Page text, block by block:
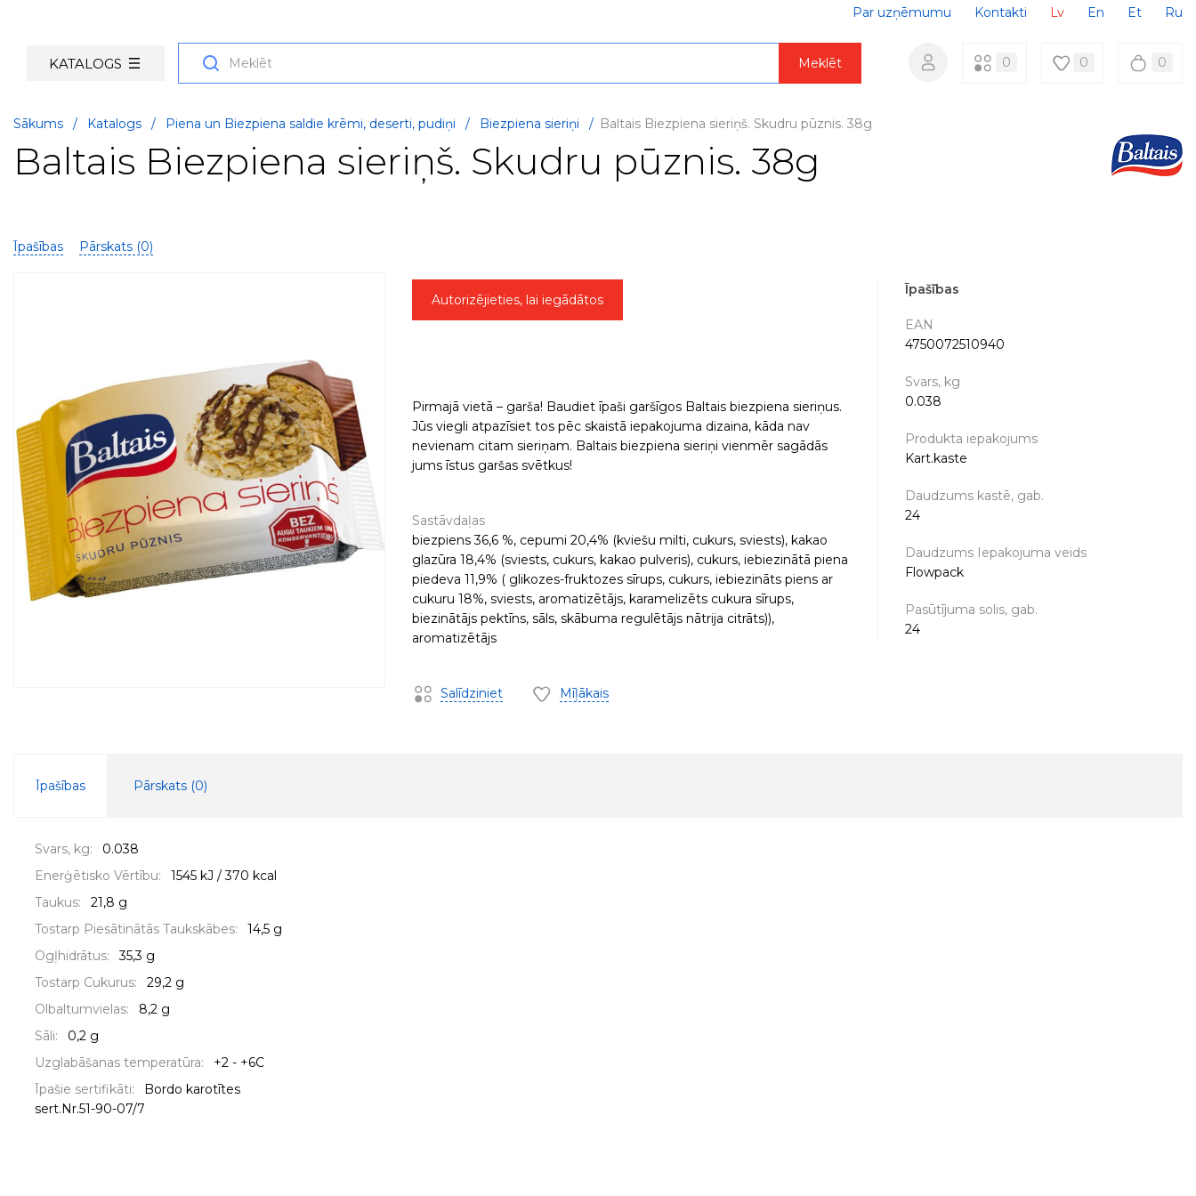
Par uzņēmumu Kontakti Lv En Et Ru
KATALOGS 0 0 0
Meklēt
Sākums / Katalogs / Piena un Biezpiena saldie krēmi, deserti, pudiņi / Biezpiena sieriņi / Baltais Biezpiena sieriņš. Skudru pūznis. 38g
Baltais Biezpiena sieriņš. Skudru pūznis. 38g
Īpašības Pārskats (0)
Autorizējieties, lai iegādātos
Īpašības
EAN
4750072510940
Svars, kg
0.038
Produkta iepakojums
Kart.kaste
Daudzums kastē, gab.
24
Daudzums Iepakojuma veids
Flowpack
Pasūtījuma solis, gab.
24
Pirmajā vietā – garša! Baudiet īpaši garšīgos Baltais biezpiena sieriņus.
Jūs viegli atpazīsiet tos pēc skaistā iepakojuma dizaina, kāda nav
nevienam citam sieriņam. Baltais biezpiena sieriņi vienmēr sagādās
jums īstus garšas svētkus!
Sastāvdaļas
biezpiens 36,6 %, cepumi 20,4% (kviešu milti, cukurs, sviests), kakao
glazūra 18,4% (sviests, cukurs, kakao pulveris), cukurs, iebiezinātā piena
piedeva 11,9% ( glikozes-fruktozes sīrups, cukurs, iebiezināts piens ar
cukuru 18%, sviests, aromatizētājs, karamelizēts cukura sīrups,
biezinātājs pektīns, sāls, skābuma regulētājs nātrija citrāts)),
aromatizētājs
Salīdziniet Mīļākais
Īpašības Pārskats (0)
Svars, kg:
0.038
Enerģētisko Vērtību:
1545 kJ / 370 kcal
Taukus:
21,8 g
Tostarp Piesātinātās Taukskābes:
14,5 g
Ogļhidrātus:
35,3 g
Tostarp Cukurus:
29,2 g
Olbaltumvielas:
8,2 g
Sāli:
0,2 g
Uzglabāšanas temperatūra:
+2 - +6C
Īpašie sertifikāti:
Bordo karotītes
sert.Nr.51-90-07/7